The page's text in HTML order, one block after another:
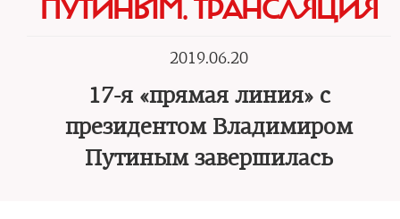
ПУТИНЫМ. ТРАНСЛЯЦИЯ
2019.06.20
17-я «прямая линия» с
президентом Владимиром
Путиным завершилась